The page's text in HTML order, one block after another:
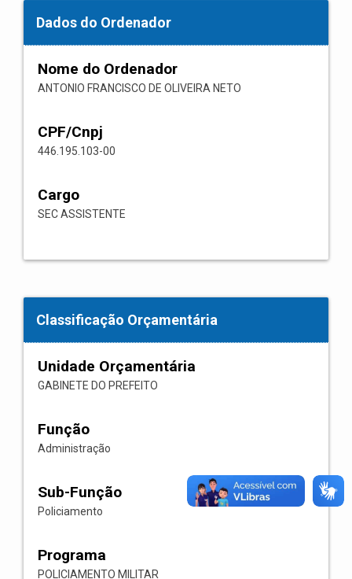
Dados do Ordenador
Nome do Ordenador
ANTONIO FRANCISCO DE OLIVEIRA NETO
CPF/Cnpj
446.195.103-00
Cargo
SEC ASSISTENTE
Classificação Orçamentária
Unidade Orçamentária
GABINETE DO PREFEITO
Função
Administração
Sub-Função
Policiamento
Programa
POLICIAMENTO MILITAR